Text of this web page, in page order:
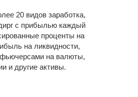
20 видов заработка,
с прибылью каждый
проценты на
на ликвидности,
фьючерсами на валюты,
и другие активы.